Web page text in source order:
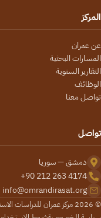
المركز
عن عمران
المسارات البحثية
التقارير السنوية
الوظائف
تواصل معنا
تواصل
دمشق — سوريا
+90 212 263 4174
info@omrandirasat.org
© 2026 مركز عمران للدراسات الاستراتيجية. جميع الحقوق محفوظة.